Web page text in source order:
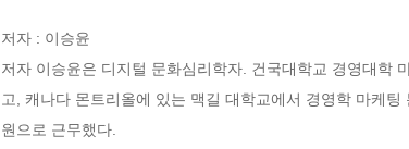
저자 : 이승윤
저자 이승윤은 디지털 문화심리학자. 건국대학교 경영대학
고, 캐나다 몬트리올에 있는 맥길 대학교에서 경영학 마케
원으로 근무했다.